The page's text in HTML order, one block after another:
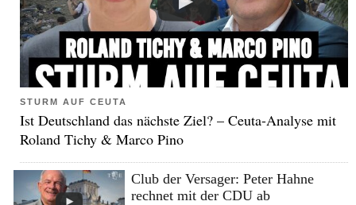
STURM AUF CEUTA
Ist Deutschland das nächste Ziel? – Ceuta-Analyse mit
Roland Tichy & Marco Pino
Club der Versager: Peter Hahne
rechnet mit der CDU ab